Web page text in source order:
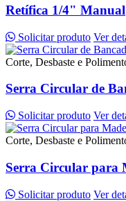
Retífica 1/4" Manual
Solicitar produto Ver
Corte, Desbaste e
Serra Circular de
Solicitar produto Ver
Corte, Desbaste e
Serra Circular para
Solicitar produto Ver